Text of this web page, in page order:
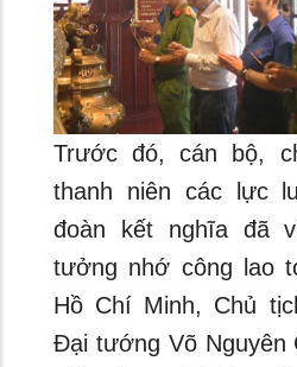
Trước đó, cán bộ,
thanh niên các lực
đoàn kết nghĩa đã
tưởng nhớ công lao
Hồ Chí Minh, Chủ
Đại tướng Võ Nguyên